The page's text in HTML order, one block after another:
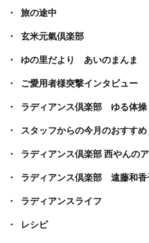
旅の途中
玄米元氣倶楽部
ゆの里だより あいのまんま
ご愛用者様突撃インタビュー
ラディアンス倶楽部 ゆる体操
スタッフからの今月のおすす
ラディアンス倶楽部 西やんの
ラディアンス倶楽部 遠藤和香
ラディアンスライフ
レシピ